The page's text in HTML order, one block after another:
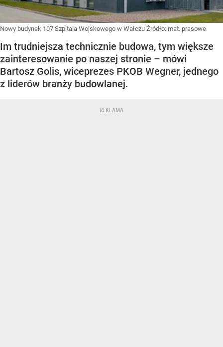
Nowy budynek 107 Szpitala Wojskowego w Wałczu Źródło: mat. prasowe
Im trudniejsza technicznie budowa, tym większe
zainteresowanie po naszej stronie – mówi
Bartosz Golis, wiceprezes PKOB Wegner, jednego
z liderów branży budowlanej.